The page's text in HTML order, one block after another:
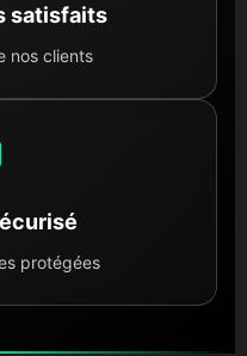
satisfaits
nos clients
protégées